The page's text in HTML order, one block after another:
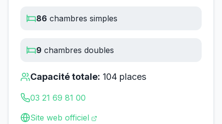
86 chambres simples
9 chambres doubles
Capacité totale: 104 places
03 21 69 81 00
Site web officiel